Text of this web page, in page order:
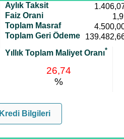
Aylık Taksit
Faiz Orani
Toplam Masraf
Toplam Geri Ödeme
Yıllık Toplam Maliyet Oranı*
26,74
%
Kredi Bilgileri